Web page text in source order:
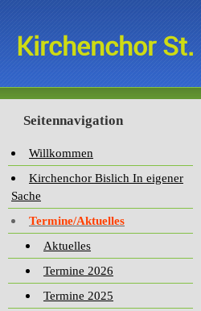
Kirchenchor
Seitennavigation
Willkommen
Kirchenchor Bislich In eigener
Sache
Termine/Aktuelles
Aktuelles
Termine 2026
Termine 2025